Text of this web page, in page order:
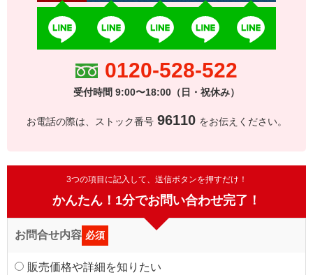
0120-528-522
受付時間 9:00〜18:00（日・祝休み）
お電話の際は、ストック番号 96110 をお伝えください。
3つの項目に記入して、送信ボタンを押すだけ！
かんたん！1分でお問い合わせ完了！
お問合せ内容 必須
販売価格や詳細を知りたい